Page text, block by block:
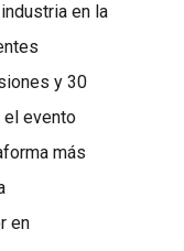
en la
y 30
el evento
más
en